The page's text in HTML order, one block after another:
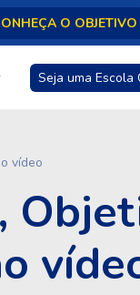
O OBJETIVO
Seja uma Escola
vídeo